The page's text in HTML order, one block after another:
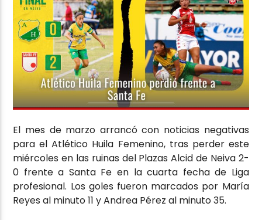
El mes de marzo arrancó con noticias negativas
para el Atlético Huila Femenino, tras perder este
miércoles en las ruinas del Plazas Alcid de Neiva 2-
0 frente a Santa Fe en la cuarta fecha de Liga
profesional. Los goles fueron marcados por María
Reyes al minuto 11 y Andrea Pérez al minuto 35.